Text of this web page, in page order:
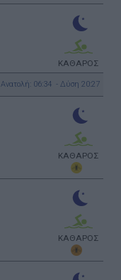
ΚΑΘΑΡΟΣ
Ανατολή: 06:34 - Δύση 20:27
ΚΑΘΑΡΟΣ
ΚΑΘΑΡΟΣ